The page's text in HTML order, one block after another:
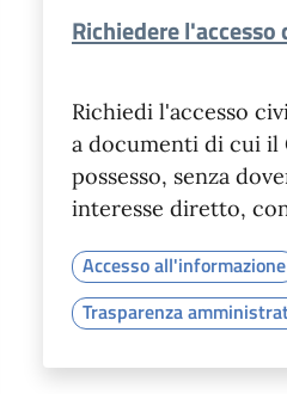
Richiedere l'accesso
Richiedi l'accesso
a documenti di cui il
possesso, senza
interesse diretto,
Accesso all'informazione
Trasparenza